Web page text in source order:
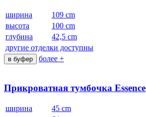
ширина
109 cm
высота
100 cm
глубина
42,5 cm
другие отделки доступны
в буфер более +
Прикроватная тумбочка Essence
ширина
45 cm